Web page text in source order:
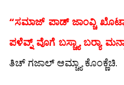
“ಸಮಾಜ್ ಪಾಡ್ ಜಾಂವ್ಚಿ
ಪಳೆವ್ನ್ ವೊಗೆ ಬಸ್ಚ್ಯಾ ಬರ್‍ಯಾ
ತಿಚ್ ಗಜಾಲ್ ಆಮ್ಚ್ಯಾ ಕೊಂಕ್ಣೆಚಿ.